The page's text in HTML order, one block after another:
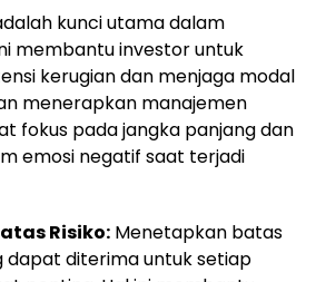
kunci utama dalam
membantu investor untuk
kerugian dan menjaga modal
menerapkan manajemen
fokus pada jangka panjang dan
emosi negatif saat terjadi
Risiko: Menetapkan batas
dapat diterima untuk setiap